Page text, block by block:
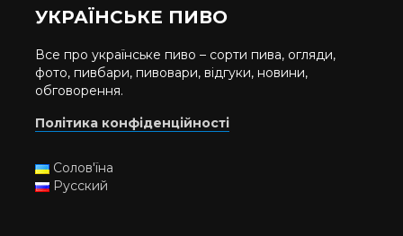
УКРАЇНСЬКЕ ПИВО
Все про українське пиво – сорти пива, огляди,
фото, пивбари, пивовари, відгуки, новини,
обговорення.
Політика конфіденційності
Солов'їна
Русский